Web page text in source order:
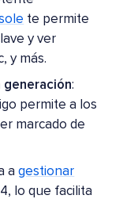
te permite
y ver
y más.
generación:
permite a los
marcado de
agestionar
lo que facilita